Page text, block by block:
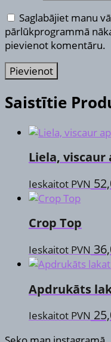
Saglabājiet manu
pārlūkprogrammā
pievienot komentāru.
Saistītie
Liela,
Ieskaitot PVN
Crop Top
Ieskaitot PVN
Apdrukāts
Ieskaitot PVN